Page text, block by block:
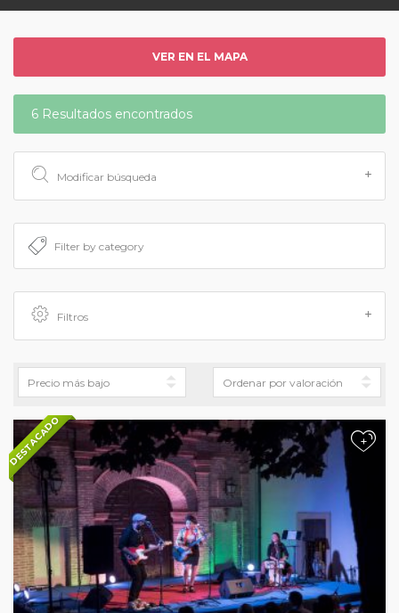
VER EN EL MAPA
6 Resultados encontrados
Modificar búsqueda
Filtros
DESTACADO +